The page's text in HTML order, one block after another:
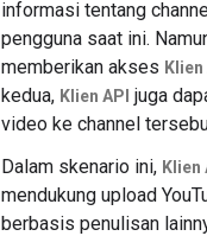
informasi tentang
pengguna saat ini.
memberikan akses Klien
kedua, Klien API juga
video ke channel
Dalam skenario ini, Klien
mendukung upload
berbasis penulisan